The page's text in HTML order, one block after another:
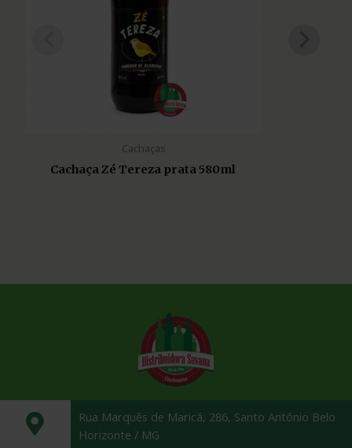
Cachaças
Cachaça Zé Tereza prata 580ml
Rua Marquês de Maricá, 286, Santo Antônio Belo
Horizonte / MG